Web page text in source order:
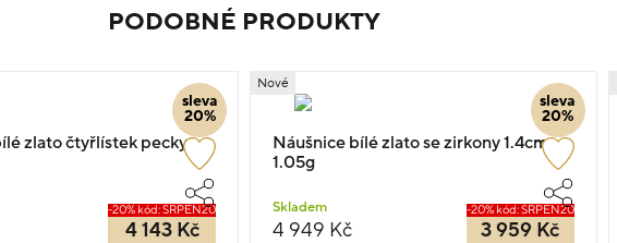
PODOBNÉ PRODUKTY
sleva
20%
zlato čtyřlístek pecky
-20% kód: SRPEN20
4 143 Kč
sleva
20%
Nové
Náušnice bílé zlato se zirkony 1.4cm
1.05g
Skladem
4 949 Kč
-20% kód: SRPEN20
3 959 Kč